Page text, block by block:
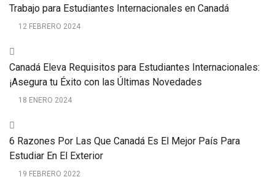
Trabajo para Estudiantes Internacionales en Canadá
12 FEBRERO 2024
Canadá Eleva Requisitos para Estudiantes Internacionales:
¡Asegura tu Éxito con las Últimas Novedades
18 ENERO 2024
6 Razones Por Las Que Canadá Es El Mejor País Para
Estudiar En El Exterior
19 FEBRERO 2022